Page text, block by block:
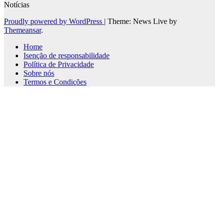
Notícias
Proudly powered by WordPress | Theme: News Live by
Themeansar.
Home
Isenção de responsabilidade
Política de Privacidade
Sobre nós
Termos e Condições